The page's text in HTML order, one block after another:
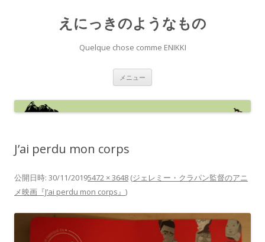
えにっきのようなもの
Quelque chose comme ENIKKI
メニュー
ン
へ
J’ai perdu mon corps
公開日時: 30/11/20195472 × 3648 (ジェレミー・クラパン監督のアニ
メ映画『J’ai perdu mon corps』 )